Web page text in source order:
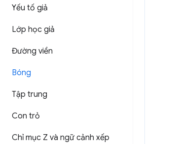
Yếu tố giả
Lớp học giả
Đường viền
Bóng
Tập trung
Con trỏ
Chỉ mục Z và ngữ cảnh xếp